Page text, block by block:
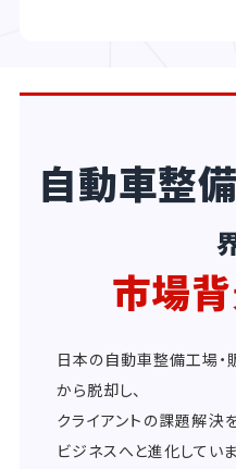
自動車整
市場
日本の自動車整備工場
から脱却し、
クライアントの課題解決
ビジネスへと進化していま